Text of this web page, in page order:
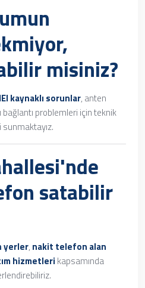
misiniz?
kaynaklı sorunlar, anten
bağlantı problemleri için teknik
satabilir
yerler, nakit telefon alan
hizmetleri kapsamında